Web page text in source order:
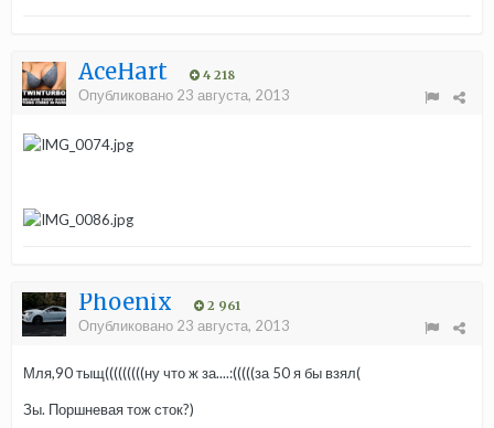
AceHart 4 218
Опубликовано 23 августа, 2013
Phoenix 2 961
Опубликовано 23 августа, 2013
Мля,90 тыщ(((((((((ну что ж за....:(((((за 50 я бы взял(
Зы. Поршневая тож сток?)